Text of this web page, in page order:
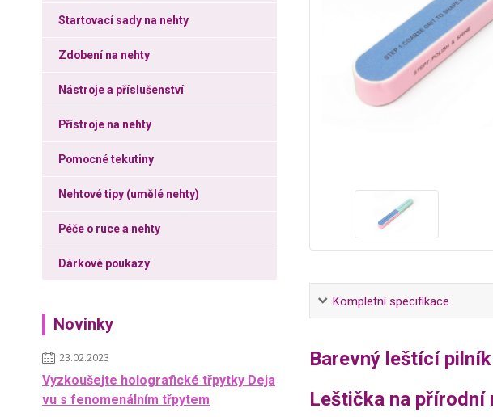
Startovací sady na nehty
Zdobení na nehty
Nástroje a příslušenství
Přístroje na nehty
Pomocné tekutiny
Nehtové tipy (umělé nehty)
Péče o ruce a nehty
Dárkové poukazy
Novinky
23.02.2023
Vyzkoušejte holografické třpytky Deja
vu s fenomenálním třpytem
Kompletní specifikace
Barevný leštící
Leštička na přírodní